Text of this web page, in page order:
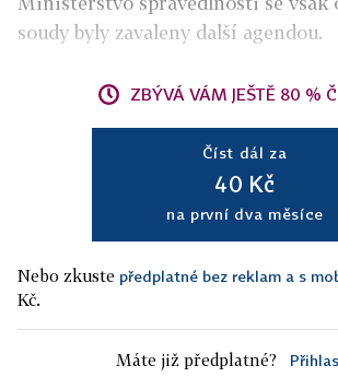
soudy byly zavaleny další agendou.
ZBÝVÁ VÁM JEŠTĚ 80 %
Číst dál za
40 Kč
na první dva měsíce
Nebo zkuste předplatné bez reklam a s
Kč.
Máte již předplatné?